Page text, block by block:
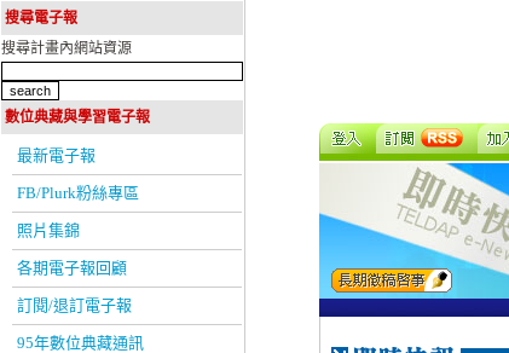
搜尋電子報
搜尋計畫內網站資源
數位典藏與學習電子報
最新電子報
FB/Plurk粉絲專區
照片集錦
各期電子報回顧
訂閱/退訂電子報
95年數位典藏通訊